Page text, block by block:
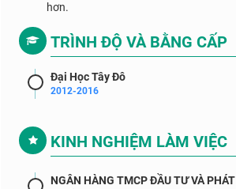
hơn.
TRÌNH ĐỘ VÀ BẰNG CẤP
Đại Học Tây Đô
2012-2016
KINH NGHIỆM LÀM VIỆC
NGÂN HÀNG TMCP ĐẦU TƯ VÀ PHÁT